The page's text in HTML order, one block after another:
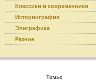
Классики и современники
Историография
Эпиграфика
Разное
Темы: